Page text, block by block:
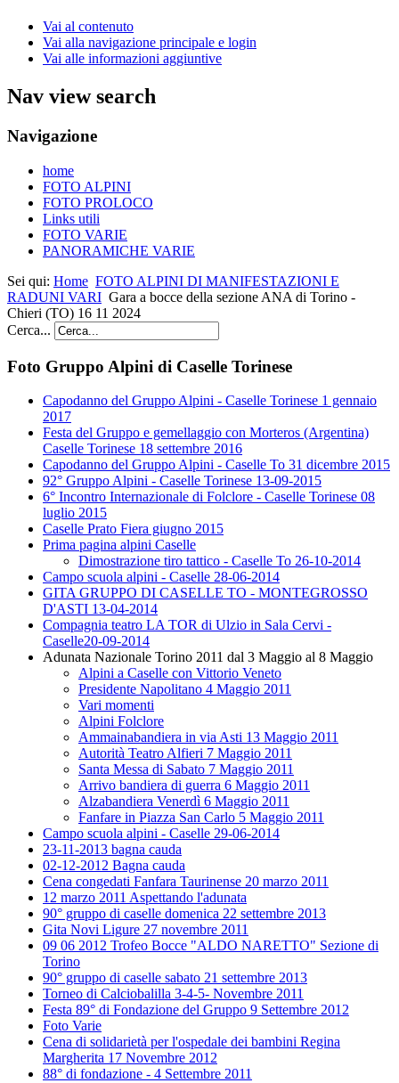
Vai al contenuto
Vai alla navigazione principale e login
Vai alle informazioni aggiuntive
Nav view search
Navigazione
home
FOTO ALPINI
FOTO PROLOCO
Links utili
FOTO VARIE
PANORAMICHE VARIE
Sei qui: Home FOTO ALPINI DI MANIFESTAZIONI E
RADUNI VARI Gara a bocce della sezione ANA di Torino -
Chieri (TO) 16 11 2024
Cerca...
Foto Gruppo Alpini di Caselle Torinese
Capodanno del Gruppo Alpini - Caselle Torinese 1 gennaio
2017
Festa del Gruppo e gemellaggio con Morteros (Argentina)
Caselle Torinese 18 settembre 2016
Capodanno del Gruppo Alpini - Caselle To 31 dicembre 2015
92° Gruppo Alpini - Caselle Torinese 13-09-2015
6° Incontro Internazionale di Folclore - Caselle Torinese 08
luglio 2015
Caselle Prato Fiera giugno 2015
Prima pagina alpini Caselle
Dimostrazione tiro tattico - Caselle To 26-10-2014
Campo scuola alpini - Caselle 28-06-2014
GITA GRUPPO DI CASELLE TO - MONTEGROSSO
D'ASTI 13-04-2014
Compagnia teatro LA TOR di Ulzio in Sala Cervi -
Caselle20-09-2014
Adunata Nazionale Torino 2011 dal 3 Maggio al 8 Maggio
Alpini a Caselle con Vittorio Veneto
Presidente Napolitano 4 Maggio 2011
Vari momenti
Alpini Folclore
Ammainabandiera in via Asti 13 Maggio 2011
Autorità Teatro Alfieri 7 Maggio 2011
Santa Messa di Sabato 7 Maggio 2011
Arrivo bandiera di guerra 6 Maggio 2011
Alzabandiera Venerdì 6 Maggio 2011
Fanfare in Piazza San Carlo 5 Maggio 2011
Campo scuola alpini - Caselle 29-06-2014
23-11-2013 bagna cauda
02-12-2012 Bagna cauda
Cena congedati Fanfara Taurinense 20 marzo 2011
12 marzo 2011 Aspettando l'adunata
90° gruppo di caselle domenica 22 settembre 2013
Gita Novi Ligure 27 novembre 2011
09 06 2012 Trofeo Bocce "ALDO NARETTO" Sezione di
Torino
90° gruppo di caselle sabato 21 settembre 2013
Torneo di Calciobalilla 3-4-5- Novembre 2011
Festa 89° di Fondazione del Gruppo 9 Settembre 2012
Foto Varie
Cena di solidarietà per l'ospedale dei bambini Regina
Margherita 17 Novembre 2012
88° di fondazione - 4 Settembre 2011